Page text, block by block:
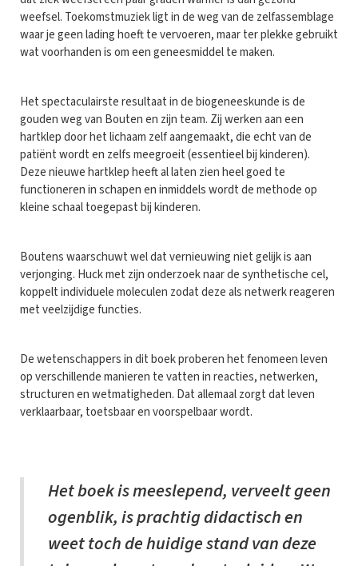
weefsel. Toekomstmuziek ligt in de weg van de zelfassemblage
waar je geen lading hoeft te vervoeren, maar ter plekke gebruikt
wat voorhanden is om een geneesmiddel te maken.
Het spectaculairste resultaat in de biogeneeskunde is de
gouden weg van Bouten en zijn team. Zij werken aan een
hartklep door het lichaam zelf aangemaakt, die echt van de
patiënt wordt en zelfs meegroeit (essentieel bij kinderen).
Deze nieuwe hartklep heeft al laten zien heel goed te
functioneren in schapen en inmiddels wordt de methode op
kleine schaal toegepast bij kinderen.
Boutens waarschuwt wel dat vernieuwing niet gelijk is aan
verjonging. Huck met zijn onderzoek naar de synthetische cel,
koppelt individuele moleculen zodat deze als netwerk reageren
met veelzijdige functies.
De wetenschappers in dit boek proberen het fenomeen leven
op verschillende manieren te vatten in reacties, netwerken,
structuren en wetmatigheden. Dat allemaal zorgt dat leven
verklaarbaar, toetsbaar en voorspelbaar wordt.
Het boek is meeslepend, verveelt geen
ogenblik, is prachtig didactisch en
weet toch de huidige stand van deze